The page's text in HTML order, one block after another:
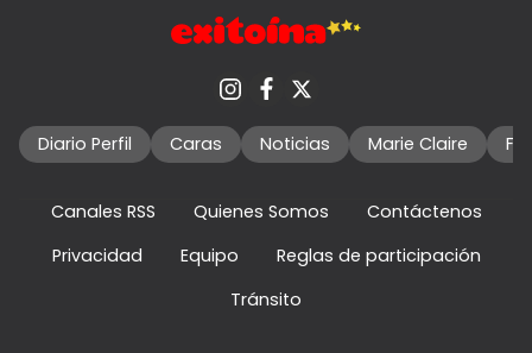
Diario Perfil Caras Noticias Marie Claire
Canales RSS Quienes Somos
Contáctenos
Privacidad
Equipo
Reglas de participación
Tránsito